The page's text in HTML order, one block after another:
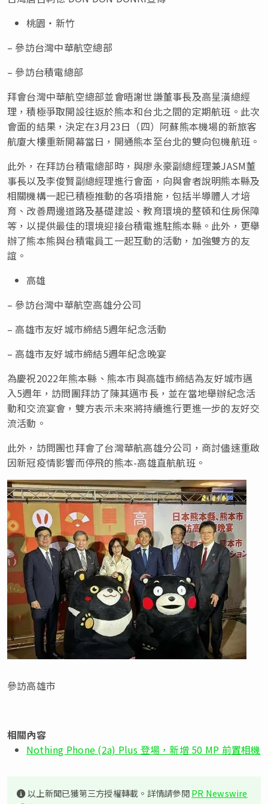
桃園・新竹
– 參訪台灣中華航空總部
– 參訪台積電總部
拜會台灣中華航空總部並會晤謝世謙董事長及高星潢總經
理，積極爭取開設往返於熊本和台北之間的定期航班。此次
會面的結果，決定在3月23日（四）阿蘇熊本機場的新旅客
航廈大樓重新開幕當日，開通熊本至台北的雙向包機航班。
此外，在拜訪台積電總部時，與廖永豪副總經理兼JASM董
事長以及李俊賢副總經理進行會面，向與會者說明熊本縣及
相關機構一起已積極推動的各項措施，包括半導體人才培
育、改善周邊道路及基礎建設、教育環境的整頓和住房保障
等，以提供最佳的環境迎接台積電進駐熊本縣。此外，更舉
辦了熊本熊與台積電員工一起互動的活動，加強雙方的友
誼。
高雄
– 參訪台灣中華航空高雄分公司
– 高雄市友好城市締結5週年紀念活動
– 高雄市友好城市締結5週年紀念晚宴
為慶祝2022年熊本縣、熊本市與高雄市締結為友好城市邁
入5週年，訪問團拜訪了陳其邁市長，並在當地舉辦紀念活
動和交流宴會，雙方表示未來將持續進行更進一步的友好交
流活動。
此外，訪問團也拜會了台灣華航高雄分公司，商討儘速重啟
因新冠疫情影響而停飛的熊本-高雄直航航班。
參訪高雄市
相關內容
Nothing Phone (2a) Plus 登場，新增 50 MP 前置相機
以上新聞已獲第三方授權轉載。詳情請參閱PR Newswire